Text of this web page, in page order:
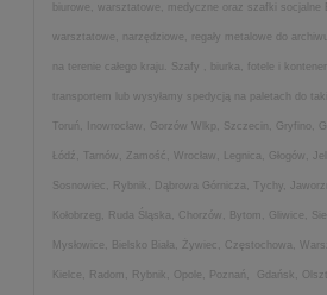
biurowe, warsztatowe, medyczne oraz szafki socjalne
warsztatowe, narzędziowe, regały metalowe do
na terenie całego kraju. Szafy , biurka, fotele i
transportem lub wysyłamy spedycją na paletach do
Toruń, Inowrocław, Gorzów Wlkp, Szczecin, Gryfino,
Łódź, Tarnów, Zamość, Wrocław, Legnica, Głogów,
Sosnowiec, Rybnik, Dąbrowa Górnicza, Tychy,
Kołobrzeg, Ruda Śląska, Chorzów, Bytom, Gliwice,
Mysłowice, Bielsko Biała, Żywiec, Częstochowa,
Kielce, Radom, Rybnik, Opole, Poznań, Gdańsk,